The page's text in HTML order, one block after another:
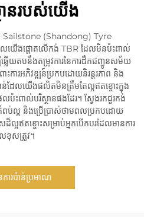
នរបស់យើង
Sailstone (Shandong) Tyre
ើងផ្តោតលើកង់ TBR ដែលមិនប៉ះពាល់
ឆ្លើយតបនឹងតម្រូវការនៃការដឹកជញ្ជូនសម័យ
ោះការអភិវឌ្ឍន៍ប្រកបដោយនិរន្តរភាព និង
ាន់ដែលយើងផលិតមិនត្រឹមតែល្អឥតខ្ចោះក្នុង
ប៉ះពាល់បរិស្ថានផងដែរ។ ស្វែងរកជួរកង់
ពប់ល្អ និងប្រើប្រាស់ថាមពលប្រកបដោយ
សដ៏ល្អឥតខ្ចោះសម្រាប់អ្នកបើកបរដែលមានការ
ខុសត្រូវ។
ារប៉ាន់ប្រមាណ